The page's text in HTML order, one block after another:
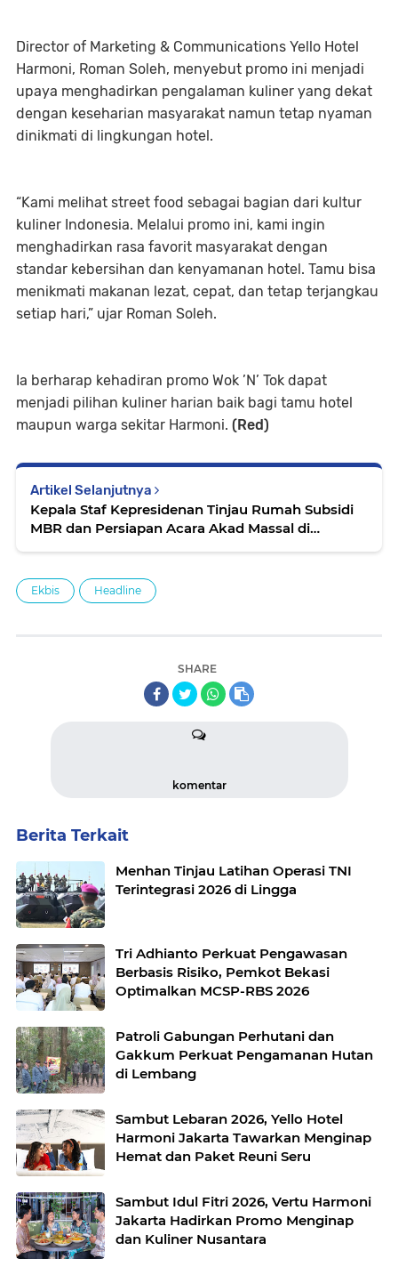
Director of Marketing & Communications Yello Hotel
Harmoni, Roman Soleh, menyebut promo ini menjadi
upaya menghadirkan pengalaman kuliner yang dekat
dengan keseharian masyarakat namun tetap nyaman
dinikmati di lingkungan hotel.
“Kami melihat street food sebagai bagian dari kultur
kuliner Indonesia. Melalui promo ini, kami ingin
menghadirkan rasa favorit masyarakat dengan
standar kebersihan dan kenyamanan hotel. Tamu bisa
menikmati makanan lezat, cepat, dan tetap terjangkau
setiap hari,” ujar Roman Soleh.
Ia berharap kehadiran promo Wok ’N’ Tok dapat
menjadi pilihan kuliner harian baik bagi tamu hotel
maupun warga sekitar Harmoni. (Red)
Artikel Selanjutnya
Kepala Staf Kepresidenan Tinjau Rumah Subsidi
MBR dan Persiapan Acara Akad Massal di
Ekbis Headline
SHARE
komentar
Berita Terkait
Menhan Tinjau Latihan Operasi TNI
Terintegrasi 2026 di Lingga
Tri Adhianto Perkuat Pengawasan
Berbasis Risiko, Pemkot Bekasi
Optimalkan MCSP-RBS 2026
Patroli Gabungan Perhutani dan
Gakkum Perkuat Pengamanan Hutan
di Lembang
Sambut Lebaran 2026, Yello Hotel
Harmoni Jakarta Tawarkan Menginap
Hemat dan Paket Reuni Seru
Sambut Idul Fitri 2026, Vertu Harmoni
Jakarta Hadirkan Promo Menginap
dan Kuliner Nusantara